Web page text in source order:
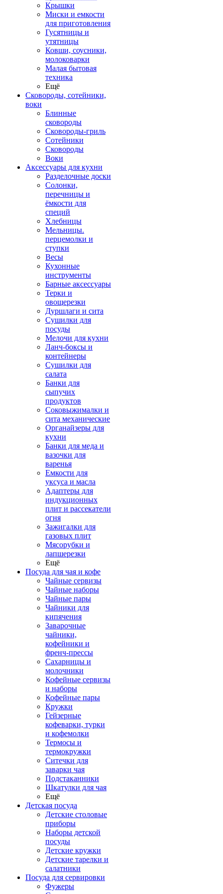
Крышки
Миски и емкости
для приготовления
Гусятницы и
утятницы
Ковши, соусники,
молоковарки
Малая бытовая
техника
Ещё
Сковороды, сотейники,
воки
Блинные
сковороды
Сковороды-гриль
Сотейники
Сковороды
Воки
Аксессуары для кухни
Разделочные доски
Солонки,
перечницы и
ёмкости для
специй
Хлебницы
Мельницы.
перцемолки и
ступки
Весы
Кухонные
инструменты
Барные аксессуары
Терки и
овощерезки
Дуршлаги и сита
Сушилки для
посуды
Мелочи для кухни
Ланч-боксы и
контейнеры
Сушилки для
салата
Банки для
сыпучих
продуктов
Соковыжималки и
сита механические
Органайзеры для
кухни
Банки для меда и
вазочки для
варенья
Емкости для
уксуса и масла
Адаптеры для
индукционных
плит и рассекатели
огня
Зажигалки для
газовых плит
Мясорубки и
лапшерезки
Ещё
Посуда для чая и кофе
Чайные сервизы
Чайные наборы
Чайные пары
Чайники для
кипячения
Заварочные
чайники,
кофейники и
френч-прессы
Сахарницы и
молочники
Кофейные сервизы
и наборы
Кофейные пары
Кружки
Гейзерные
кофеварки, турки
и кофемолки
Термосы и
термокружки
Ситечки для
заварки чая
Подстаканники
Шкатулки для чая
Ещё
Детская посуда
Детские столовые
приборы
Наборы детской
посуды
Детские кружки
Детские тарелки и
салатники
Посуда для сервировки
Фужеры